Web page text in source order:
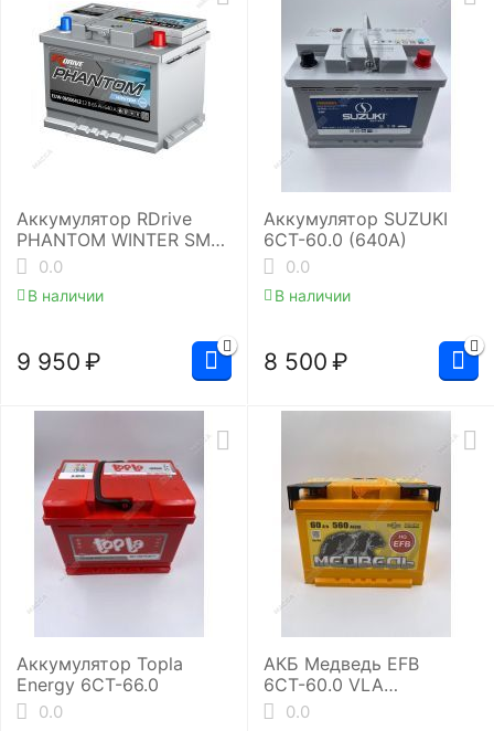
Аккумулятор RDrive
PHANTOM WINTER SMF
EUW-065064L2
0.0
В наличии
9 950 ₽
Аккумулятор SUZUKI
6СТ-60.0 (640A)
0.0
В наличии
8 500 ₽
Аккумулятор Topla
Energy 6СТ-66.0
0.0
АКБ Медведь EFB
6СТ-60.0 VLA
(L2/560EN)
0.0